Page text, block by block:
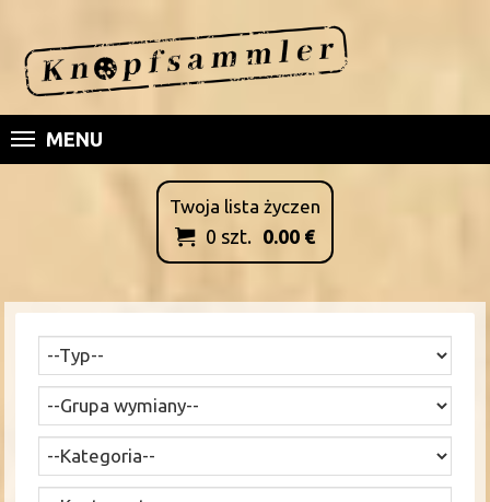
MENU
Twoja lista życzen
 0 szt. 0.00 €